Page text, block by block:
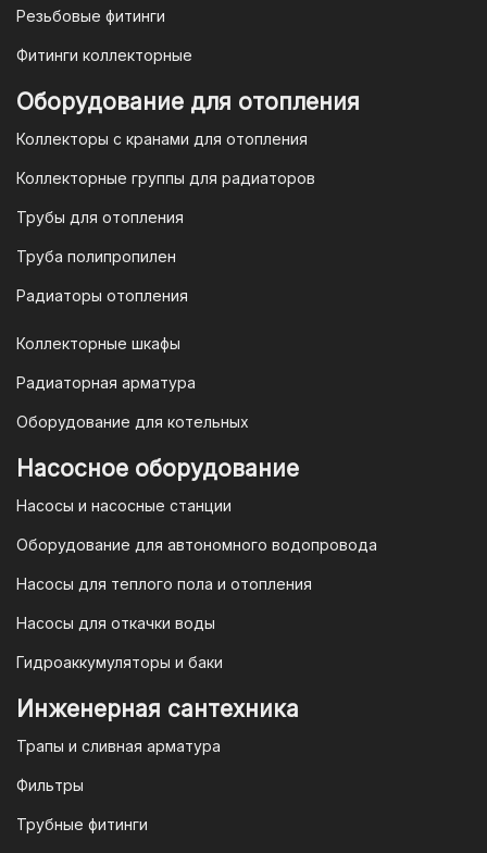
оплатить в течение 3 рабочих дней.
организаций и ИП необходимо
связаться с оптовым отделом
электронную почту
opt@mail.ru
Гарантия и условия гарантии
магазине "TIM-com Россия" Вы можете
быть уверены в том, что мы действуем
в рамках действующего
Законодательства Российской
Федерации и Ваши права, как
отопительной техники (котлы, газовые
монтажа, необходимо вызывать
специалиста из
ЦЕНТРА на первый запуск
Резьбовые фитинги
Фитинги коллекторные
Оборудование для отопления
Коллекторы с кранами для отопления
Коллекторные группы для радиаторов
Трубы для отопления
Труба полипропилен
Радиаторы отопления
Коллекторные шкафы
Радиаторная арматура
Оборудование для котельных
Насосное оборудование
Насосы и насосные станции
Оборудование для автономного водопровода
Насосы для теплого пола и отопления
Насосы для откачки воды
Гидроаккумуляторы и баки
Инженерная сантехника
Трапы и сливная арматура
Фильтры
Трубные фитинги